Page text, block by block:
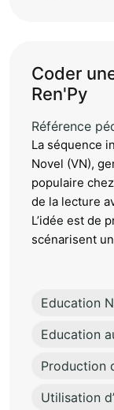
Coder
Ren'Py
Référence
La séquence
Novel (VN),
populaire
de la lecture
L’idée est de
scénarisent
Education
Education
Production
Utilisation